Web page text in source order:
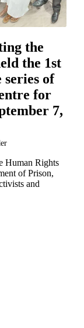
the
the 1st
of
for
7,
Human Rights
of Prison,
and